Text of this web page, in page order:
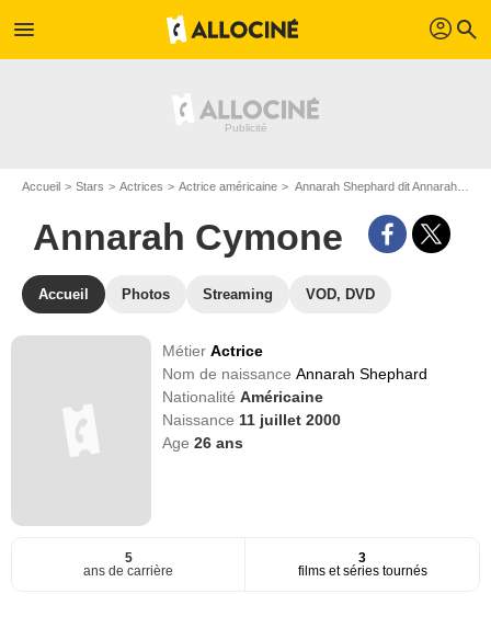
menu profil search
Accueil Stars Actrices Actrice américaine Annarah Shephard dit Annarah Cymone
Annarah Cymone
Accueil Photos Streaming VOD, DVD
MétierActrice
Nom de naissanceAnnarah Shephard
NationalitéAméricaine
Naissance 11 juillet 2000
Age26 ans
5
ans de carrière
3
films et séries tournés